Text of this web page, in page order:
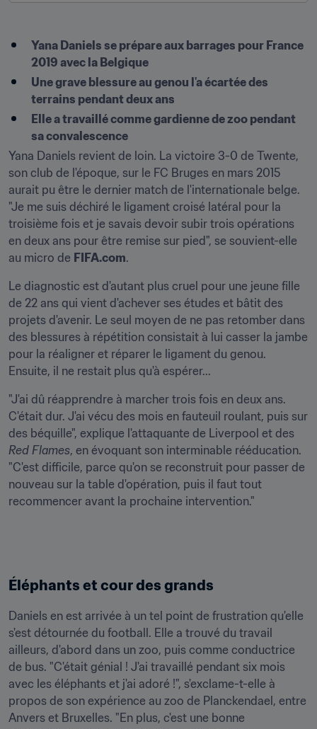
Yana Daniels se prépare aux barrages pour France
2019 avec la Belgique
Une grave blessure au genou l'a écartée des
terrains pendant deux ans
Elle a travaillé comme gardienne de zoo pendant
sa convalescence
Yana Daniels revient de loin. La victoire 3-0 de Twente,
son club de l'époque, sur le FC Bruges en mars 2015
aurait pu être le dernier match de l'internationale belge.
"Je me suis déchiré le ligament croisé latéral pour la
troisième fois et je savais devoir subir trois opérations
en deux ans pour être remise sur pied", se souvient-elle
au micro de FIFA.com.
Le diagnostic est d'autant plus cruel pour une jeune fille
de 22 ans qui vient d'achever ses études et bâtit des
projets d'avenir. Le seul moyen de ne pas retomber dans
des blessures à répétition consistait à lui casser la jambe
pour la réaligner et réparer le ligament du genou.
Ensuite, il ne restait plus qu'à espérer...
"J'ai dû réapprendre à marcher trois fois en deux ans.
C'était dur. J'ai vécu des mois en fauteuil roulant, puis sur
Red Flames, en évoquant son interminable rééducation.
"C'est difficile, parce qu'on se reconstruit pour passer de
nouveau sur la table d'opération, puis il faut tout
recommencer avant la prochaine intervention."
Éléphants et cour des grands
Daniels en est arrivée à un tel point de frustration qu'elle
s'est détournée du football. Elle a trouvé du travail
ailleurs, d'abord dans un zoo, puis comme conductrice
de bus. "C'était génial ! J'ai travaillé pendant six mois
avec les éléphants et j'ai adoré !", s'exclame-t-elle à
propos de son expérience au zoo de Planckendael, entre
Anvers et Bruxelles. "En plus, c'est une bonne